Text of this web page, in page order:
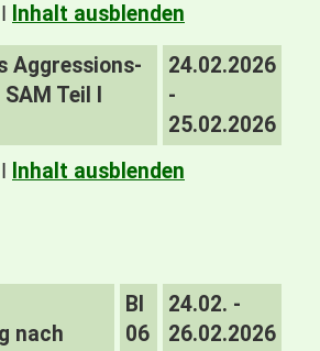
I Inhalt ausblenden
Aggressions-
Teil I
24.02.2026
-
25.02.2026
I Inhalt ausblenden
nach
BI
06
24.02. -
26.02.2026